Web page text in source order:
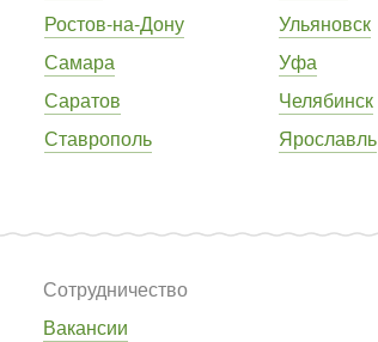
Ростов-на-Дону
Самара
Саратов
Ставрополь
Ульяновск
Уфа
Челябинск
Ярославль
Сотрудничество
Вакансии